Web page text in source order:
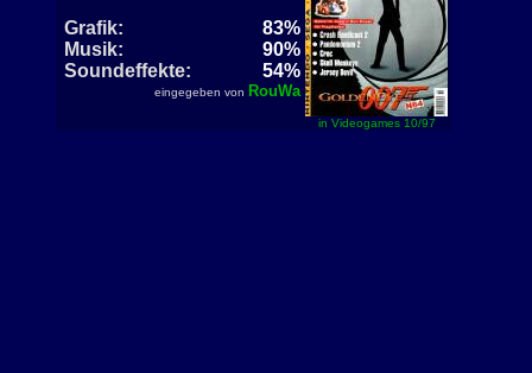
Grafik:
83%
Musik:
90%
Soundeffekte:
54%
eingegeben von RouWa
in Videogames 10/97